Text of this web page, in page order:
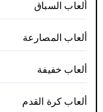
ألعاب السباق
ألعاب المصارعة
ألعاب خفيفة
ألعاب كرة القدم